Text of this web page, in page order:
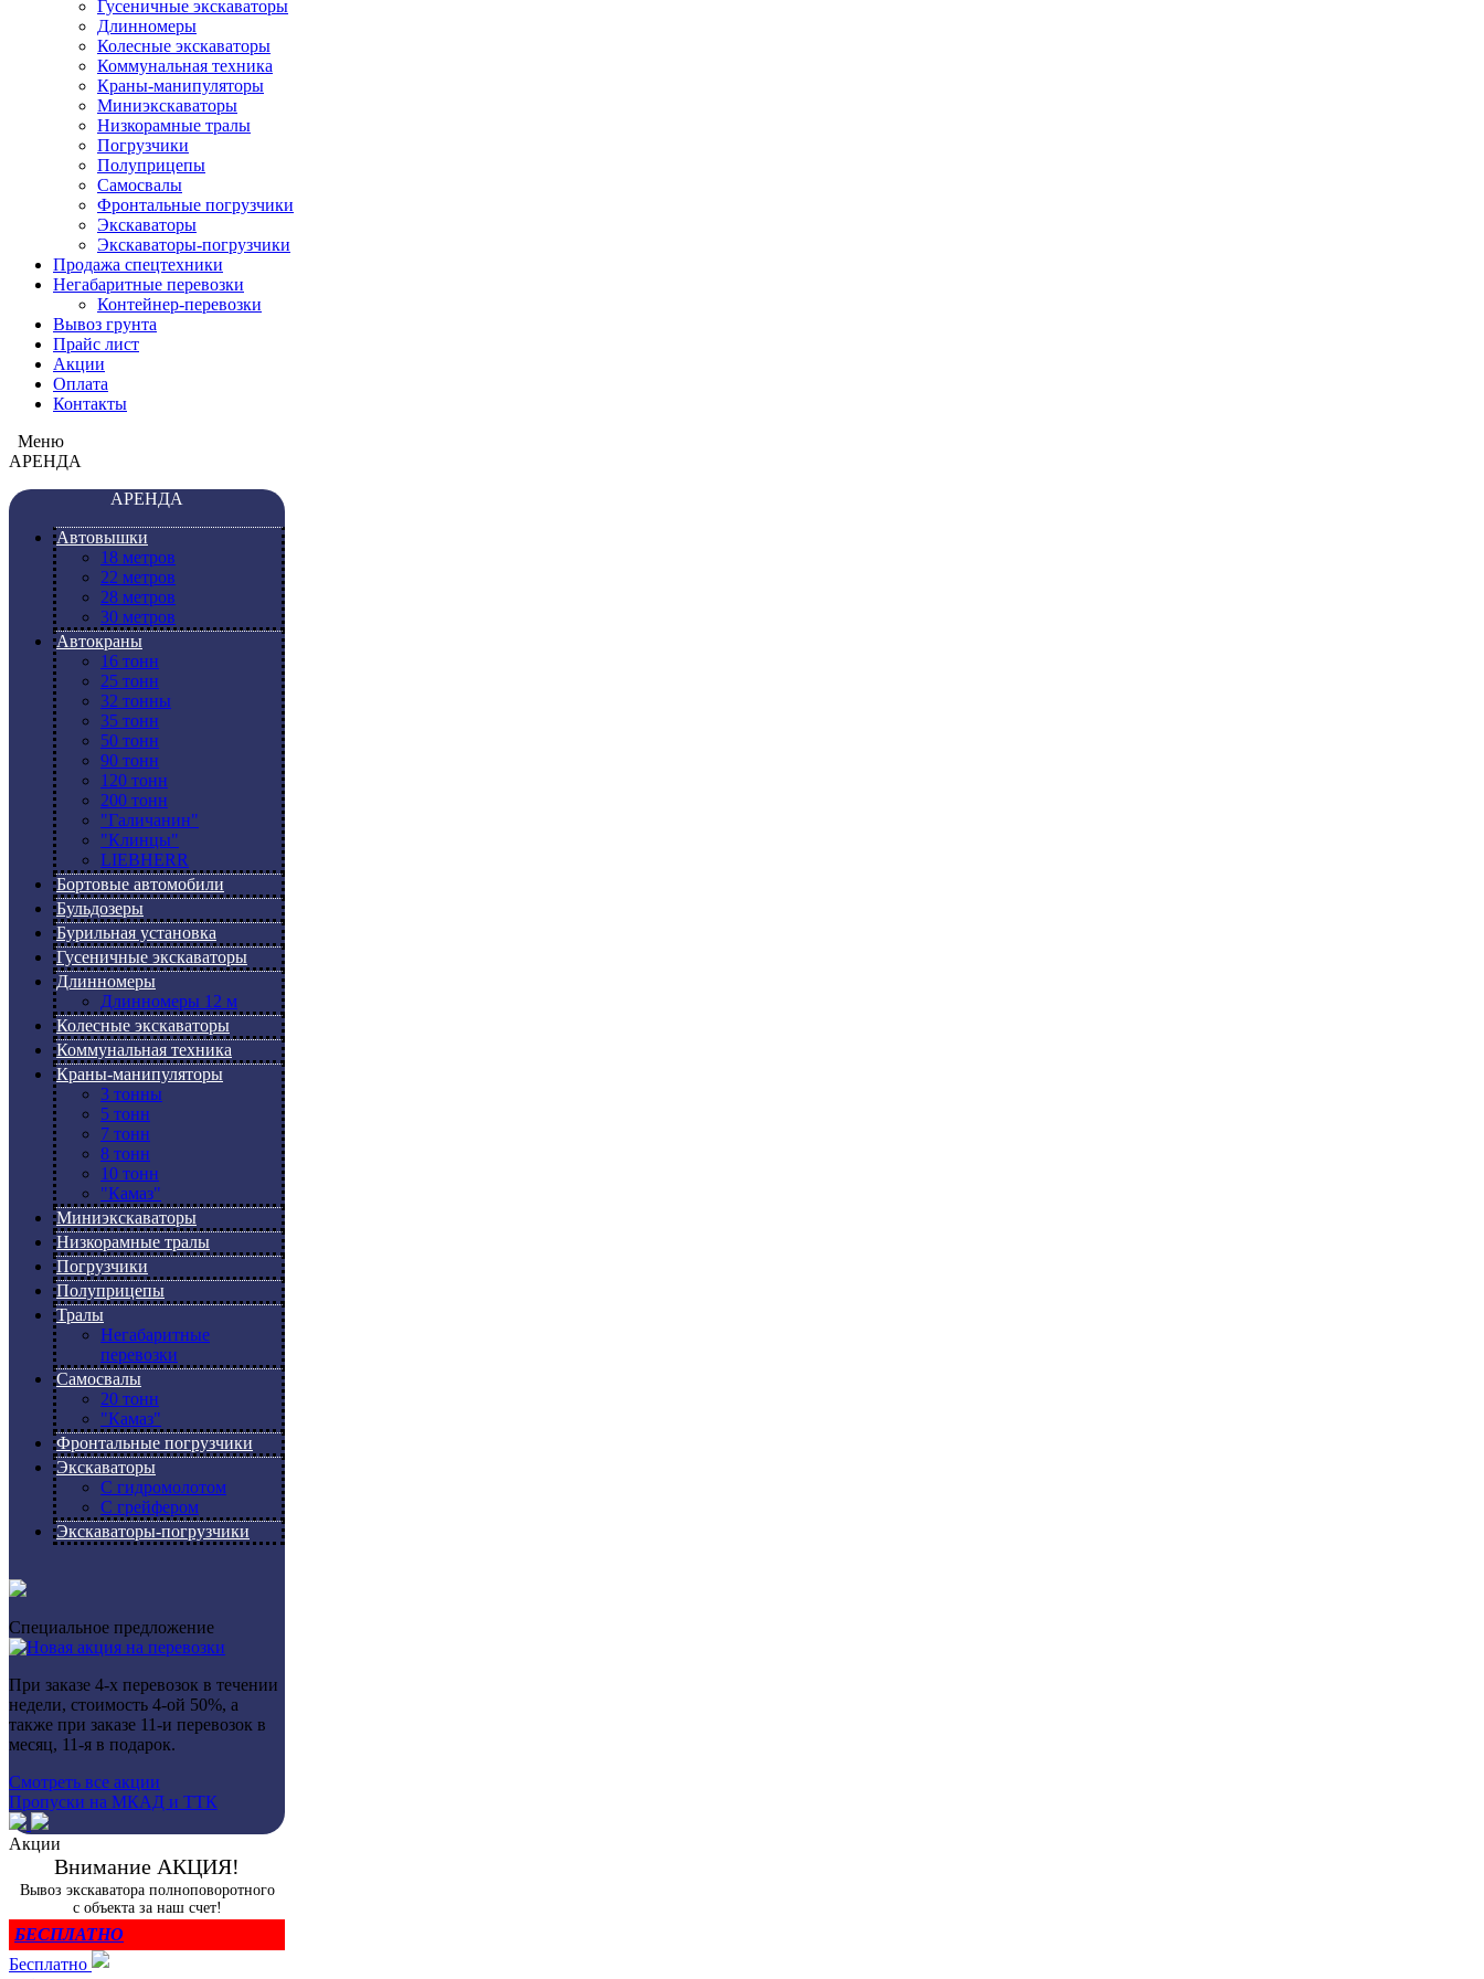
Гусеничные экскаваторы
Длинномеры
Колесные экскаваторы
Коммунальная техника
Краны-манипуляторы
Миниэкскаваторы
Низкорамные тралы
Погрузчики
Полуприцепы
Самосвалы
Фронтальные погрузчики
Экскаваторы
Экскаваторы-погрузчики
Продажа спецтехники
Негабаритные перевозки
Контейнер-перевозки
Вывоз грунта
Прайс лист
Акции
Оплата
Контакты
Меню
АРЕНДА
АРЕНДА
Автовышки
18 метров
22 метров
28 метров
30 метров
Автокраны
16 тонн
25 тонн
32 тонны
35 тонн
50 тонн
90 тонн
120 тонн
200 тонн
"Галичанин"
"Клинцы"
LIEBHERR
Бортовые автомобили
Бульдозеры
Бурильная установка
Гусеничные экскаваторы
Длинномеры
Длинномеры 12 м
Колесные экскаваторы
Коммунальная техника
Краны-манипуляторы
3 тонны
5 тонн
7 тонн
8 тонн
10 тонн
"Камаз"
Миниэкскаваторы
Низкорамные тралы
Погрузчики
Полуприцепы
Тралы
Негабаритные
перевозки
Самосвалы
20 тонн
"Камаз"
Фронтальные погрузчики
Экскаваторы
С гидромолотом
С грейфером
Экскаваторы-погрузчики
Специальное предложение
При заказе 4-х перевозок в течении
недели, стоимость 4-ой 50%, а
также при заказе 11-и перевозок в
месяц, 11-я в подарок.
Смотреть все акции
Пропуски на МКАД и ТТК
Акции
Внимание АКЦИЯ!
Вывоз экскаватора полноповоротного
с объекта за наш счет!
БЕСПЛАТНО
Бесплатно